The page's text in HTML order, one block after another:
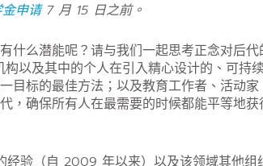
申请7 月 15 日之前。
什么潜能呢？请与我们一起思考正念对后代
以及其中的个人在引入精心设计的、可持
目标的最佳方法；以及教育工作者、活动家
，确保所有人在最需要的时候都能平等地获